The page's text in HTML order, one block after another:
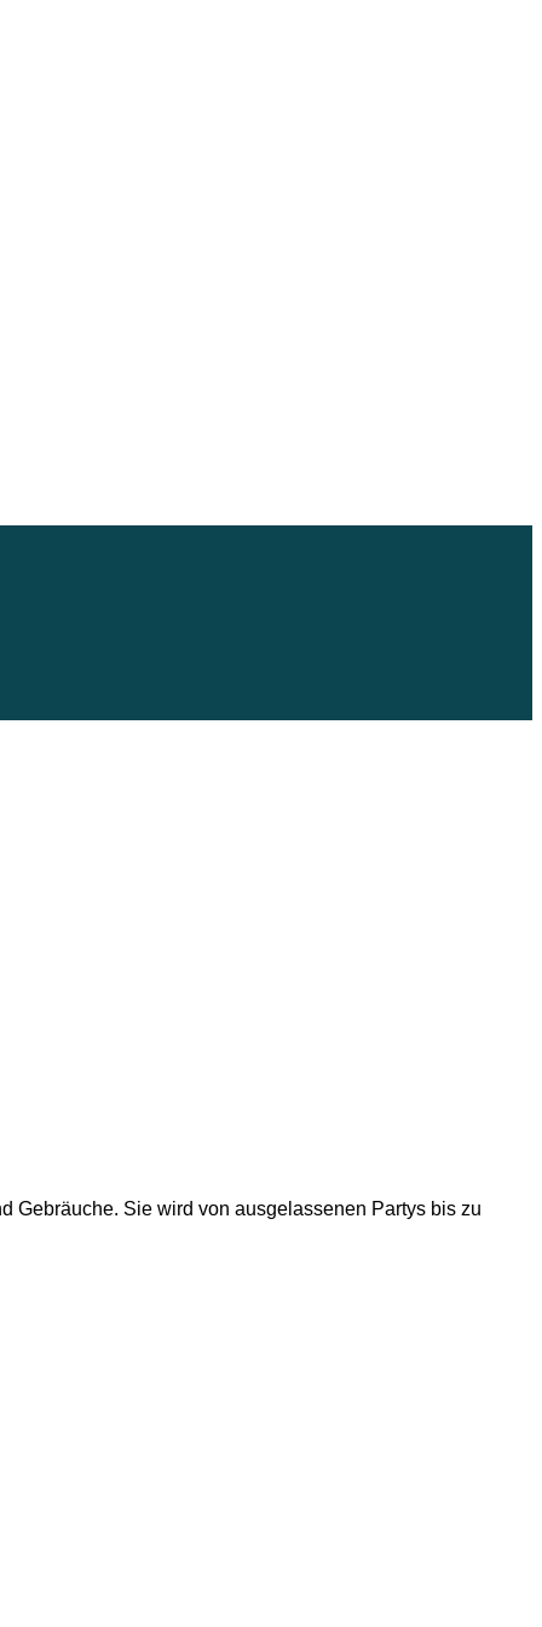
Gebräuche. Sie wird von ausgelassenen Partys bis zu